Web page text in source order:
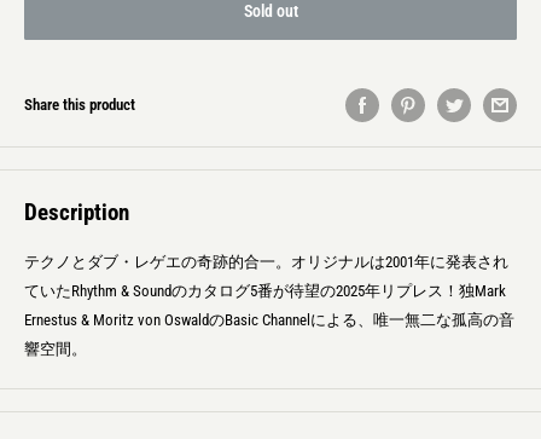
Sold out
Share this product
Description
テクノとダブ・レゲエの奇跡的合一。オリジナルは2001年に発表され
ていたRhythm & Soundのカタログ5番が待望の2025年リプレス！独Mark
Ernestus & Moritz von OswaldのBasic Channelによる、唯一無二な孤高の音
響空間。